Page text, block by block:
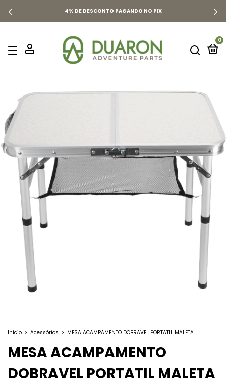
4% DE DESCONTO PAGANDO NO PIX
0
Início > Acessórios > MESA ACAMPAMENTO DOBRAVEL PORTATIL MALETA
MESA ACAMPAMENTO
DOBRAVEL PORTATIL MALETA